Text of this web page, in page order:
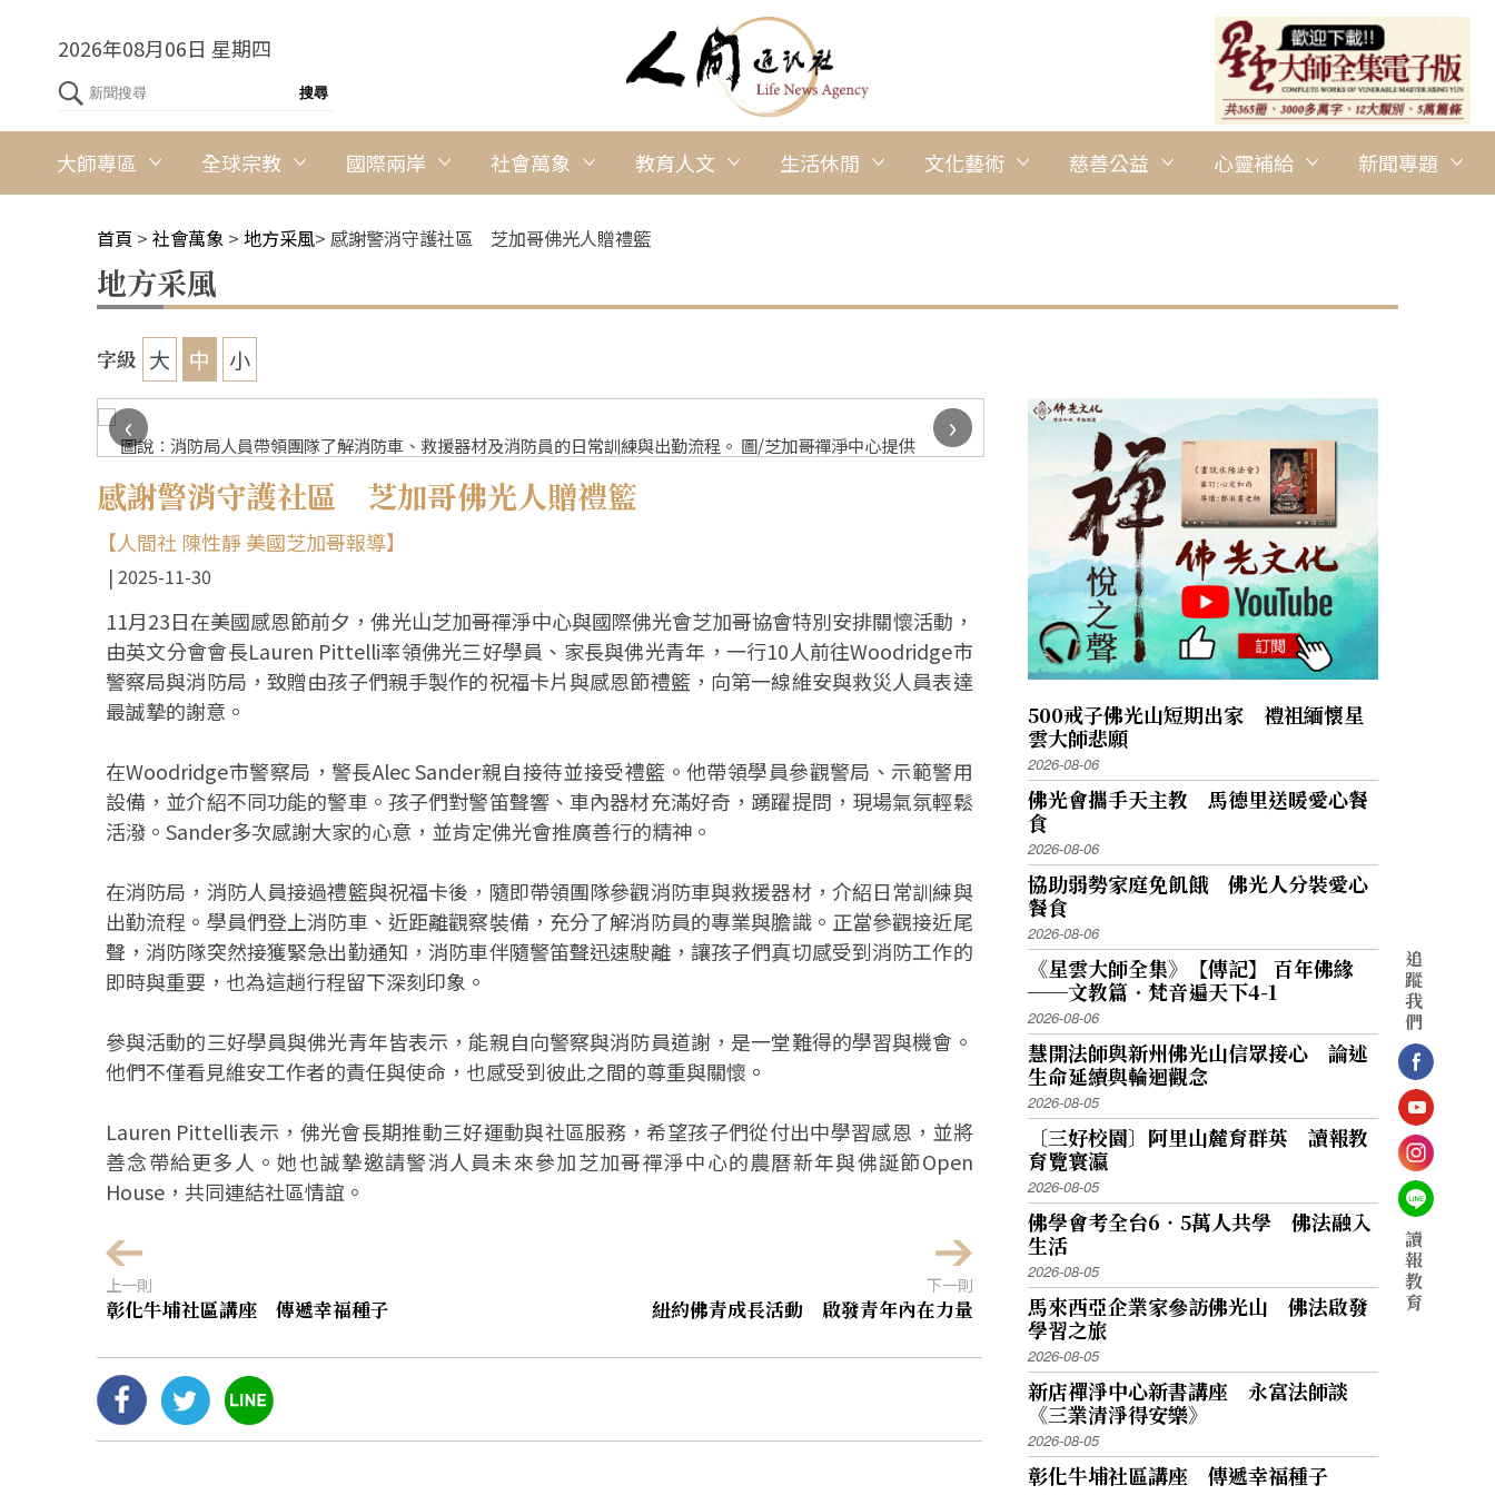
2026年08月06日 星期四
大師專區 全球宗教 國際兩岸 社會萬象 教育人文 生活休閒 文化藝術 慈善公益 心靈補給 新聞專題
首頁 > 社會萬象 > 地方采風> 感謝警消守護社區 芝加哥佛光人贈禮籃
地方采風
字級 大 中 小
圖說：消防局人員帶領團隊了解消防車、救援器材及消防員的日常訓練與出勤流程。 圖/芝加哥禪淨中心提供 圖說：警察帶大家參觀警局，大小朋友近距離認識守護社區的工
‹
›
感謝警消守護社區 芝加哥佛光人贈禮籃
【人間社 陳性靜 美國芝加哥報導】
2025-11-30
11月23日在美國感恩節前夕，佛光山芝加哥禪淨中心與國際佛光會芝加哥協會特別安排關懷活動，
由英文分會會長Lauren Pittelli率領佛光三好學員、家長與佛光青年，一行10人前往Woodridge市
警察局與消防局，致贈由孩子們親手製作的祝福卡片與感恩節禮籃，向第一線維安與救災人員表達
最誠摯的謝意。
在Woodridge市警察局，警長Alec Sander親自接待並接受禮籃。他帶領學員參觀警局、示範警用
設備，並介紹不同功能的警車。孩子們對警笛聲響、車內器材充滿好奇，踴躍提問，現場氣氛輕鬆
活潑。Sander多次感謝大家的心意，並肯定佛光會推廣善行的精神。
在消防局，消防人員接過禮籃與祝福卡後，隨即帶領團隊參觀消防車與救援器材，介紹日常訓練與
出勤流程。學員們登上消防車、近距離觀察裝備，充分了解消防員的專業與膽識。正當參觀接近尾
聲，消防隊突然接獲緊急出勤通知，消防車伴隨警笛聲迅速駛離，讓孩子們真切感受到消防工作的
即時與重要，也為這趟行程留下深刻印象。
參與活動的三好學員與佛光青年皆表示，能親自向警察與消防員道謝，是一堂難得的學習與機會。
他們不僅看見維安工作者的責任與使命，也感受到彼此之間的尊重與關懷。
Lauren Pittelli表示，佛光會長期推動三好運動與社區服務，希望孩子們從付出中學習感恩，並將
善念帶給更多人。她也誠摯邀請警消人員未來參加芝加哥禪淨中心的農曆新年與佛誕節Open
House，共同連結社區情誼。
上一則
彰化牛埔社區講座 傳遞幸福種子
下一則
紐約佛青成長活動 啟發青年內在力量
500戒子佛光山短期出家 禮祖緬懷星
雲大師悲願
2026-08-06
佛光會攜手天主教 馬德里送暖愛心餐
食
2026-08-06
協助弱勢家庭免飢餓 佛光人分裝愛心
餐食
2026-08-06
《星雲大師全集》【傳記】 百年佛緣
──文教篇．梵音遍天下4-1
2026-08-06
慧開法師與新州佛光山信眾接心 論述
生命延續與輪迴觀念
2026-08-05
〔三好校園〕阿里山麓育群英 讀報教
育覽寰瀛
2026-08-05
佛學會考全台6‧5萬人共學 佛法融入
生活
2026-08-05
馬來西亞企業家參訪佛光山 佛法啟發
學習之旅
2026-08-05
新店禪淨中心新書講座 永富法師談
《三業清淨得安樂》
2026-08-05
彰化牛埔社區講座 傳遞幸福種子
追
蹤
我
們
讀
報
教
育